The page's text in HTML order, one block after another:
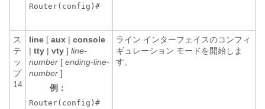
Router(config)#
ス
テ
ッ
プ
14
line [ aux | console
| tty | vty ] line-
number [ ending-line-
number ]
例：
Router(config)#
ライン インターフェイスのコンフィ
ギュレーション モードを開始しま
す。